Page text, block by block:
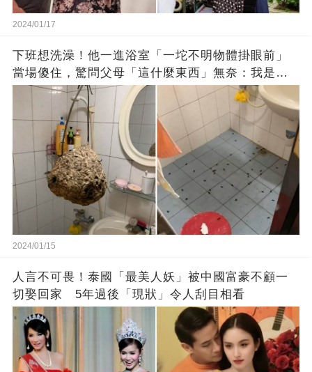
2024/01/17
下班想洗澡！他一進浴室「一坨不明物體掛眼前」
當場傻住，驚問父母「這什麼東西」無奈：我是親
生的嗎？
2024/01/15
人言不可畏！泰國「最美人妖」被中國富豪不顧一
切娶回家 5年過後「現狀」令人刮目相看